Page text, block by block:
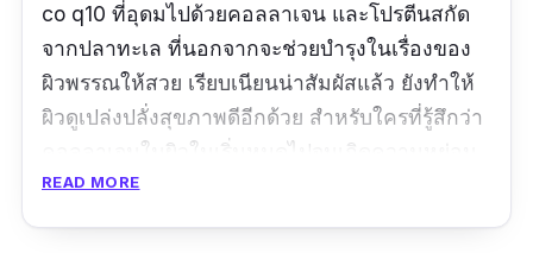
co q10 ที่อุดมไปด้วยคอลลาเจน และโปรตีนสกัด
จากปลาทะเล ที่นอกจากจะช่วยบำรุงในเรื่องของ
ผิวพรรณให้สวย เรียบเนียนน่าสัมผัสแล้ว ยังทำให้
ผิวดูเปล่งปลั่งสุขภาพดีอีกด้วย สำหรับใครที่รู้สึกว่า
คอลลาเจนในผิวในเริ่มหมดไปจนเกิดความหย่อน
คล้อยหรือเกิดริ้วรอยต่าง ๆ ได้ง่าย
READ MORE